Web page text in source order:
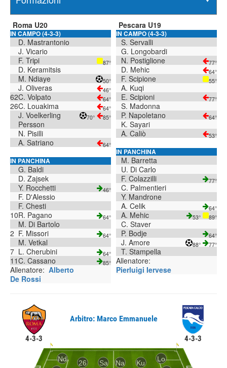
Roma U20
IN CAMPO (4-3-3)
D. Mastrantonio
J. Vicario
F. Tripi
87°
D. Keramitsis
M. Ndiaye
50°
J. Oliveras 46°
62C. Volpato 64°
26C. Louakima 64°
J. Voelkerling
Persson
70° 85°
N. Pisilli
A. Satriano
64°
IN PANCHINA
G. Baldi
D. Zajsek
Y. Rocchetti
46°
F. D'Alessio
F. Chesti
10R. Pagano 64°
M. Di Bartolo
2 F. Missori 64°
M. Vetkal
7 L. Cherubini 64°
11C. Cassano 85°
Allenatore: Alberto
De Rossi
Pescara U19
IN CAMPO (4-3-3)
S. Servalli
G. Longobardi
N. Postiglione
77°
D. Mehic 64°
F. Scipione 55°
A. Kuqi
E. Scipioni
77°
S. Madonna
P. Napoletano
64°
K. Sayari
A. Caliò
53°
IN PANCHINA
M. Barretta
U. Di Carlo
F. Colazzilli
77°
C. Palmentieri
Y. Mandrone
A. Celik
64°
A. Mehic 53° 89°
C. Staver
P. Bodje
64°
J. Amore 88° 77°
T. Stampella
Allenatore:
Pierluigi Iervese
4-3-3
Arbitro: Marco Emmanuele
4-3-3
Lo
Nd Ku
26 Na
Sa